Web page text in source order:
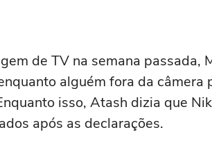
de TV na semana passada,
alguém fora da câmera
isso, Atash dizia que
após as declarações.